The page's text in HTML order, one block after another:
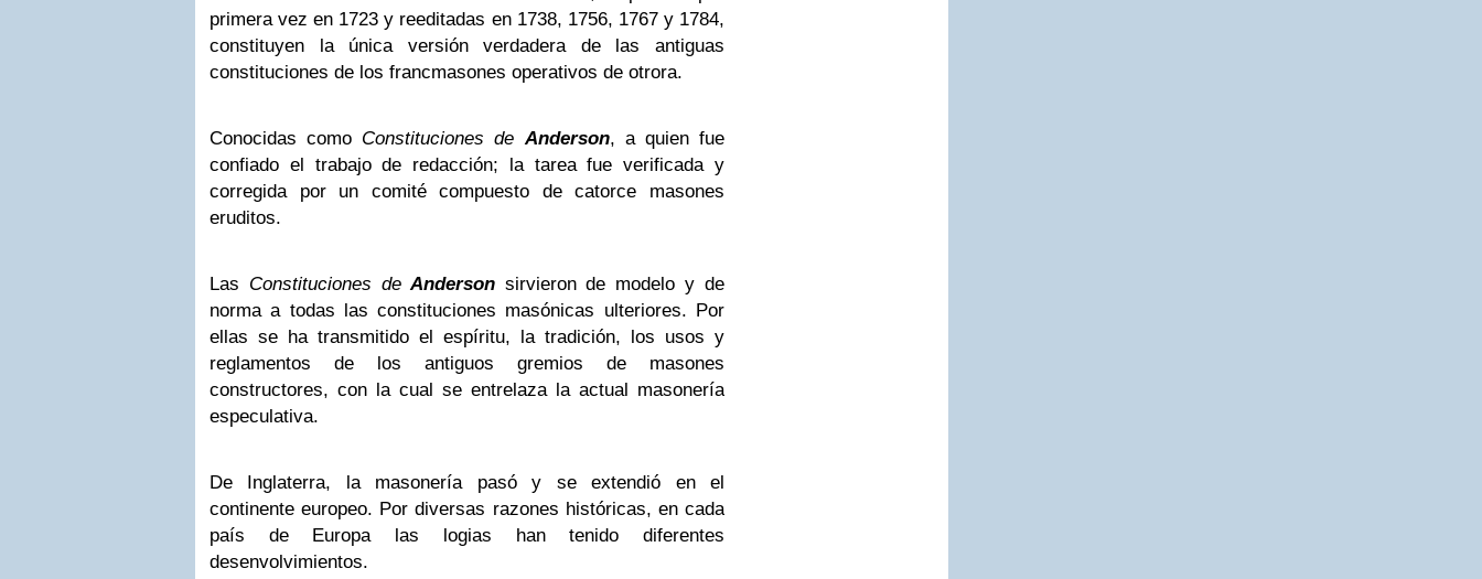
primera vez en 1723 y reeditadas en 1738, 1756, 1767 y 1784,
constituyen la única versión verdadera de las antiguas
constituciones de los francmasones operativos de otrora.
Conocidas como Constituciones deAnderson, a quien fue
confiado el trabajo de redacción; la tarea fue verificada y
corregida por un comité compuesto de catorce masones
eruditos.
Las Constituciones deAndersonsirvieron de modelo y de
norma a todas las constituciones masónicas ulteriores. Por
ellas se ha transmitido el espíritu, la tradición, los usos y
reglamentos de los antiguos gremios de masones
constructores, con la cual se entrelaza la actual masonería
especulativa.
De Inglaterra, la masonería pasó y se extendió en el
continente europeo. Por diversas razones históricas, en cada
país de Europa las logias han tenido diferentes
desenvolvimientos.